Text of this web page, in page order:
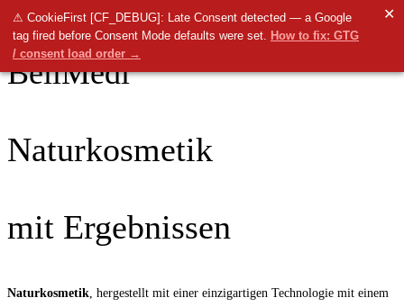
⚠ CookieFirst [CF_DEBUG]: Late Consent detected — a Google
tag fired before Consent Mode defaults were set. How to fix: GTG
/ consent load order →
✕
Menü
0 items 0.00
BellMedi
Naturkosmetik
mit Ergebnissen
Naturkosmetik, hergestellt mit einer einzigartigen Technologie mit einem